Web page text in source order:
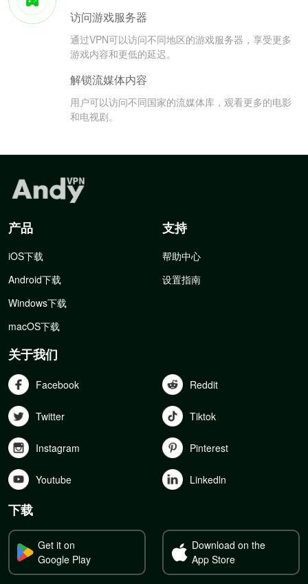
访问游戏服务器
通过VPN可以访问不同地区的游戏服务器，享受更多
游戏内容和更低的延迟。
解锁流媒体内容
用户可以访问不同国家的流媒体库，观看更多的电影
和电视剧。
产品
iOS下载
Android下载
Windows下载
macOS下载
支持
帮助中心
设置指南
关于我们
Facebook Reddit
Twitter Tiktok
Instagram Pinterest
Youtube Linkedln
下载
Get it on
Google Play
Download on the
App Store